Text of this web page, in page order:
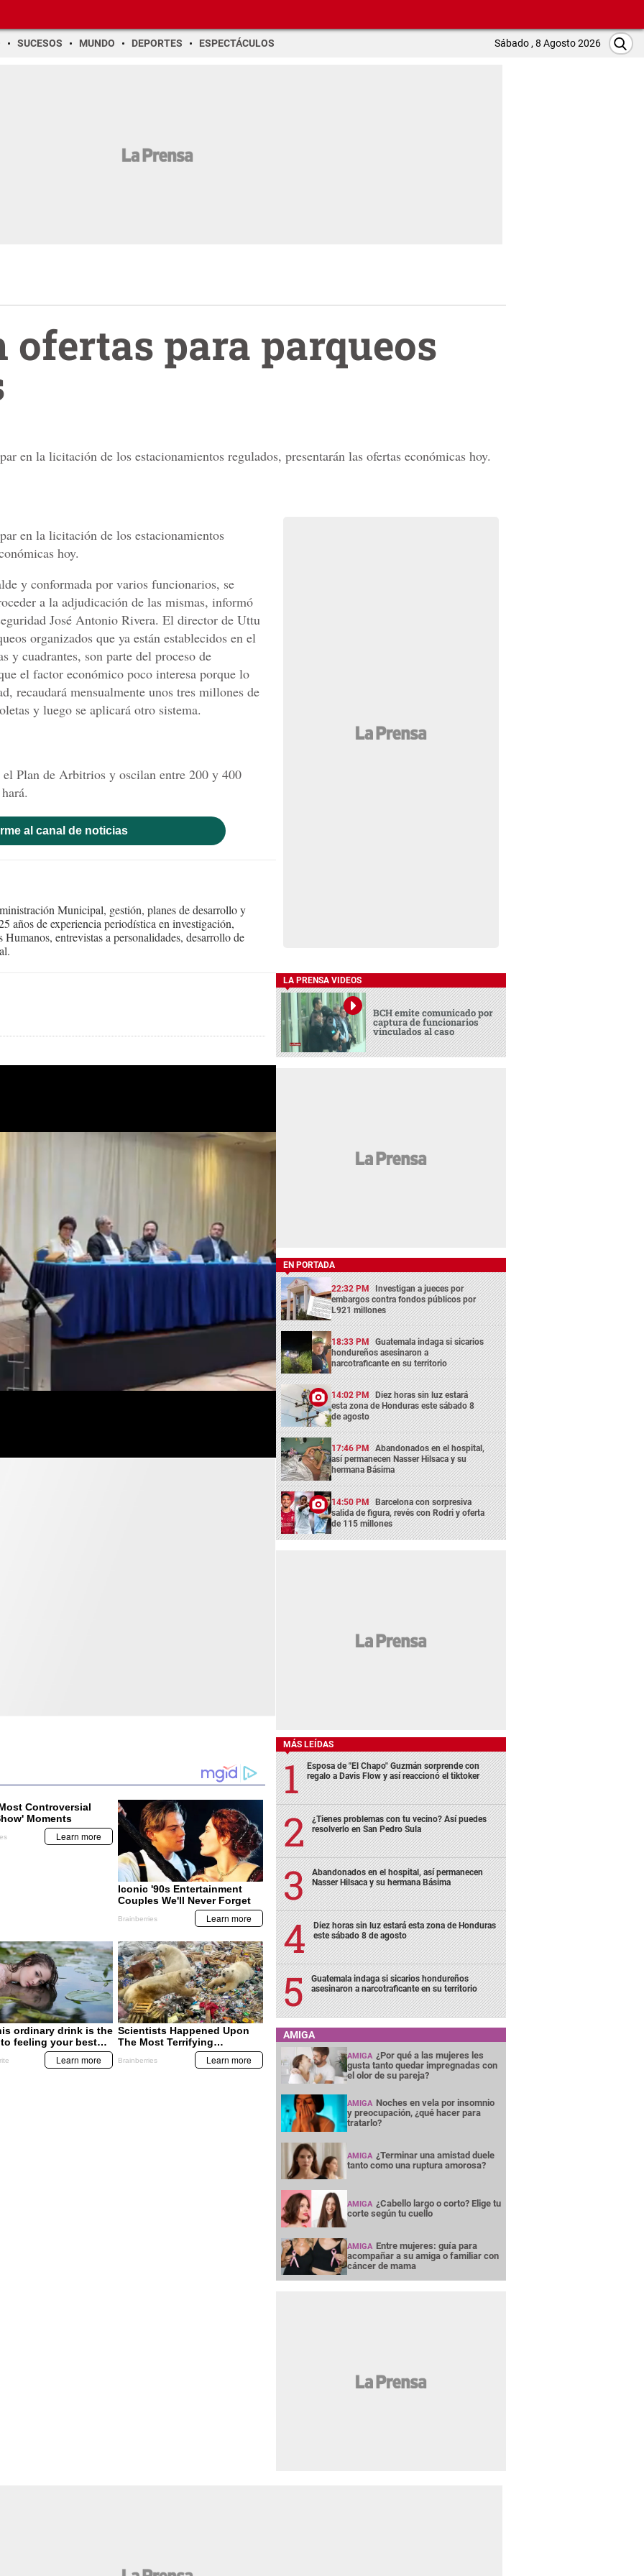
SUCESOS MUNDO DEPORTES ESPECTÁCULOS Sábado , 8 Agosto 2026
ofertas para parqueos
en la licitación de los estacionamientos regulados, presentarán las ofertas económicas hoy.
en la licitación de los estacionamientos
hoy.
y conformada por varios funcionarios, se
a la adjudicación de las mismas, informó
José Antonio Rivera. El director de Uttu
organizados que ya están establecidos en el
y cuadrantes, son parte del proceso de
el factor económico poco interesa porque lo
recaudará mensualmente unos tres millones de
y luego se aplicará otro sistema.
el Plan de Arbitrios y oscilan entre 200 y 400
al canal de noticias
Municipal, gestión, planes de desarrollo y
años de experiencia periodística en investigación,
entrevistas a personalidades, desarrollo de
LA PRENSA VIDEOS
BCH emite comunicado por
captura de funcionarios
vinculados al caso
EN PORTADA
22:32 PM Investigan a jueces por
embargos contra fondos públicos por
L921 millones
18:33 PM Guatemala indaga si sicarios
hondureños asesinaron a
narcotraficante en su territorio
14:02 PM Diez horas sin luz estará
esta zona de Honduras este sábado 8
de agosto
17:46 PM Abandonados en el hospital,
así permanecen Nasser Hilsaca y su
hermana Básima
14:50 PM Barcelona con sorpresiva
salida de figura, revés con Rodri y oferta
de 115 millones
MÁS LEÍDAS
Esposa de "El Chapo" Guzmán sorprende con
regalo a Davis Flow y así reaccionó el tiktoker
¿Tienes problemas con tu vecino? Así puedes
resolverlo en San Pedro Sula
Abandonados en el hospital, así permanecen
Nasser Hilsaca y su hermana Básima
Diez horas sin luz estará esta zona de Honduras
este sábado 8 de agosto
Guatemala indaga si sicarios hondureños
asesinaron a narcotraficante en su territorio
AMIGA
AMIGA ¿Por qué a las mujeres les
gusta tanto quedar impregnadas con
el olor de su pareja?
AMIGA Noches en vela por insomnio
y preocupación, ¿qué hacer para
tratarlo?
AMIGA ¿Terminar una amistad duele
tanto como una ruptura amorosa?
AMIGA ¿Cabello largo o corto? Elige tu
corte según tu cuello
AMIGA Entre mujeres: guía para
acompañar a su amiga o familiar con
cáncer de mama